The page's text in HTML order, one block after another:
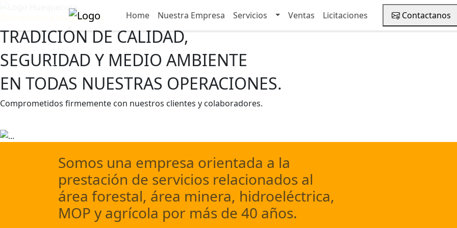
Home Nuestra Empresa Servicios Toggle Dropdown
Ventas Licitaciones Contactanos
Bienvenidos a Huequecura
TRADICIÓN DE CALIDAD,
SEGURIDAD Y MEDIO AMBIENTE
EN TODAS NUESTRAS OPERACIONES.
Comprometidos firmemente con nuestros clientes y colaboradores.
Previous
Somos una empresa orientada a la
prestación de servicios relacionados al
área forestal, área minera, hidroeléctrica,
MOP y agrícola por más de 40 años.
Home Nuestra Empresa Servicios Toggle Dropdown
Ventas Licitaciones Contactanos